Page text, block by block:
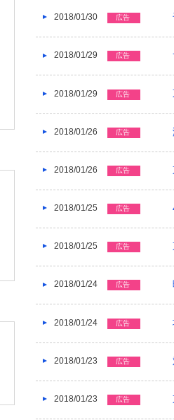
2018/01/30 広告
2018/01/29 広告
2018/01/29 広告
2018/01/26 広告
2018/01/26 広告
2018/01/25 広告
2018/01/25 広告
2018/01/24 広告
2018/01/24 広告
2018/01/23 広告
2018/01/23 広告